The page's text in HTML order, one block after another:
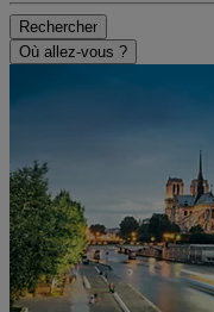
Rechercher
Où allez-vous ?